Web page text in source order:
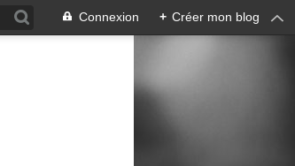
Connexion + Créer mon blog